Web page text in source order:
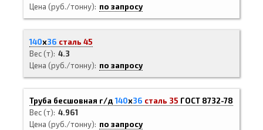
Цена (руб./тонну)
по запросу
140х36 сталь 45
Вес (т) 4.3
Цена (руб./тонну)
по запросу
Труба бесшовная г/д140х36 сталь 35 ГОСТ 8732-78
Вес (т) 4.961
Цена (руб./тонну)
по запросу